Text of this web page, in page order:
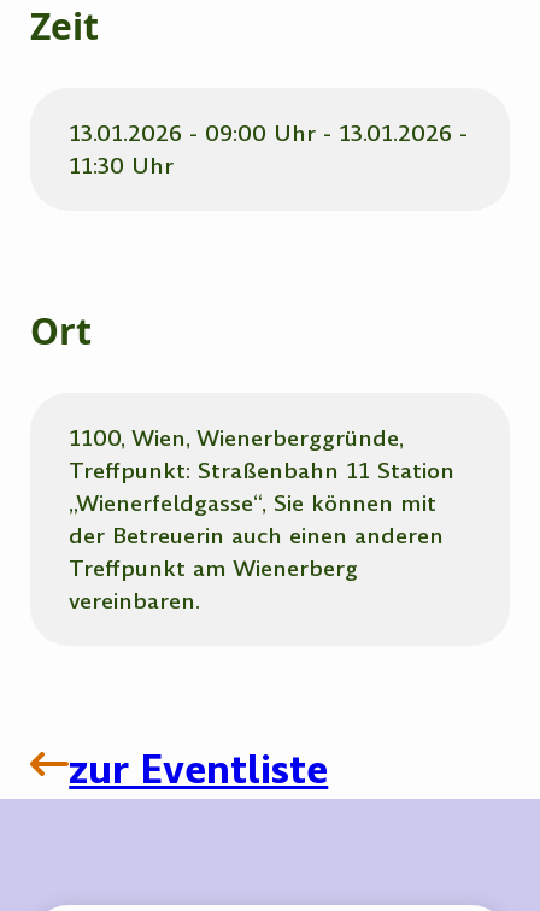
Zeit
13.01.2026 - 09:00 Uhr - 13.01.2026 -
11:30 Uhr
Ort
1100, Wien, Wienerberggründe,
Treffpunkt: Straßenbahn 11 Station
„Wienerfeldgasse“, Sie können mit
der Betreuerin auch einen anderen
Treffpunkt am Wienerberg
vereinbaren.
zur Eventliste